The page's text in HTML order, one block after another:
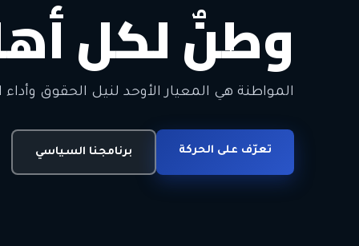
وطنٌ لكل
المواطنة هي المعيار الأوحد لنيل الحقوق وأداء
تعرّف على الحركة برنامجنا السياسي
معاً من أجل
الحرية • الوحدة • السلام • الديمقراطية
انضم للحركة اتصل بنا